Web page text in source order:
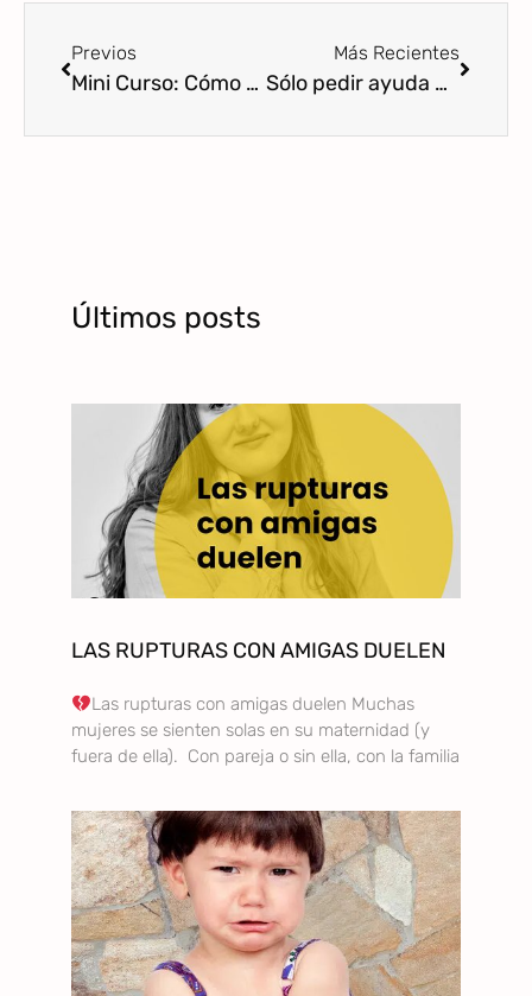
Previos
Mini Curso: Cómo acompañar las mentiras infantiles para promover relaciones de seguridad y confianza
Más Recientes
Sólo pedir ayuda no es suficiente
Últimos posts
LAS RUPTURAS CON AMIGAS DUELEN
Las rupturas con amigas duelen Muchas
mujeres se sienten solas en su maternidad (y
fuera de ella). Con pareja o sin ella, con la familia